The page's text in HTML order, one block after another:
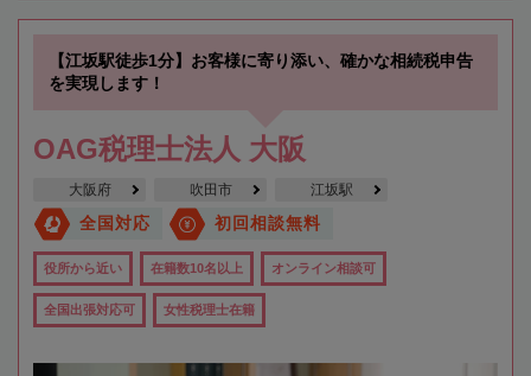
【江坂駅徒歩1分】お客様に寄り添い、確かな相続税申告
を実現します！
OAG税理士法人 大阪
大阪府 吹田市 江坂駅
全国対応 初回相談無料
役所から近い 在籍数10名以上 オンライン相談可
全国出張対応可 女性税理士在籍